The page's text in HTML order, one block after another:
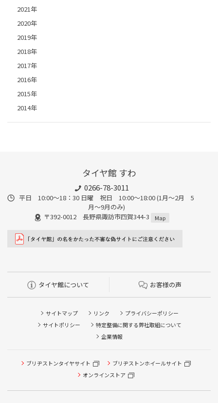
2021年
2020年
2019年
2018年
2017年
2016年
2015年
2014年
タイヤ館 すわ
0266-78-3011
平日 10:00〜18：30 日曜 祝日 10:00〜18:00 (1月〜2月 5
月〜9月のみ)
〒392-0012 長野県諏訪市四賀344-3
Map
タイヤ館について お客様の声
サイトマップ リンク
プライバシーポリシー
サイトポリシー
特定整備に関する弊社取組について
企業情報
ブリヂストンタイヤサイト
ブリヂストンホイールサイト
オンラインストア